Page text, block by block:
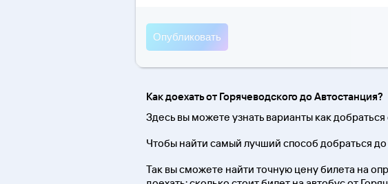
Как доехать от Горячеводского до Автостанция?
Здесь вы можете узнать варианты как
Чтобы найти самый лучший способ добраться
Так вы сможете найти точную цену билета на